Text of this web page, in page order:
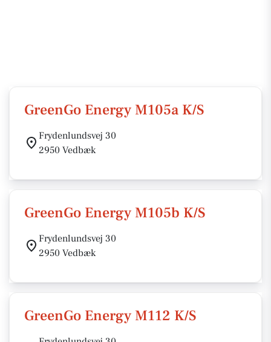
GreenGo Energy M105a K/S
Frydenlundsvej 30
2950 Vedbæk
GreenGo Energy M105b K/S
Frydenlundsvej 30
2950 Vedbæk
GreenGo Energy M112 K/S